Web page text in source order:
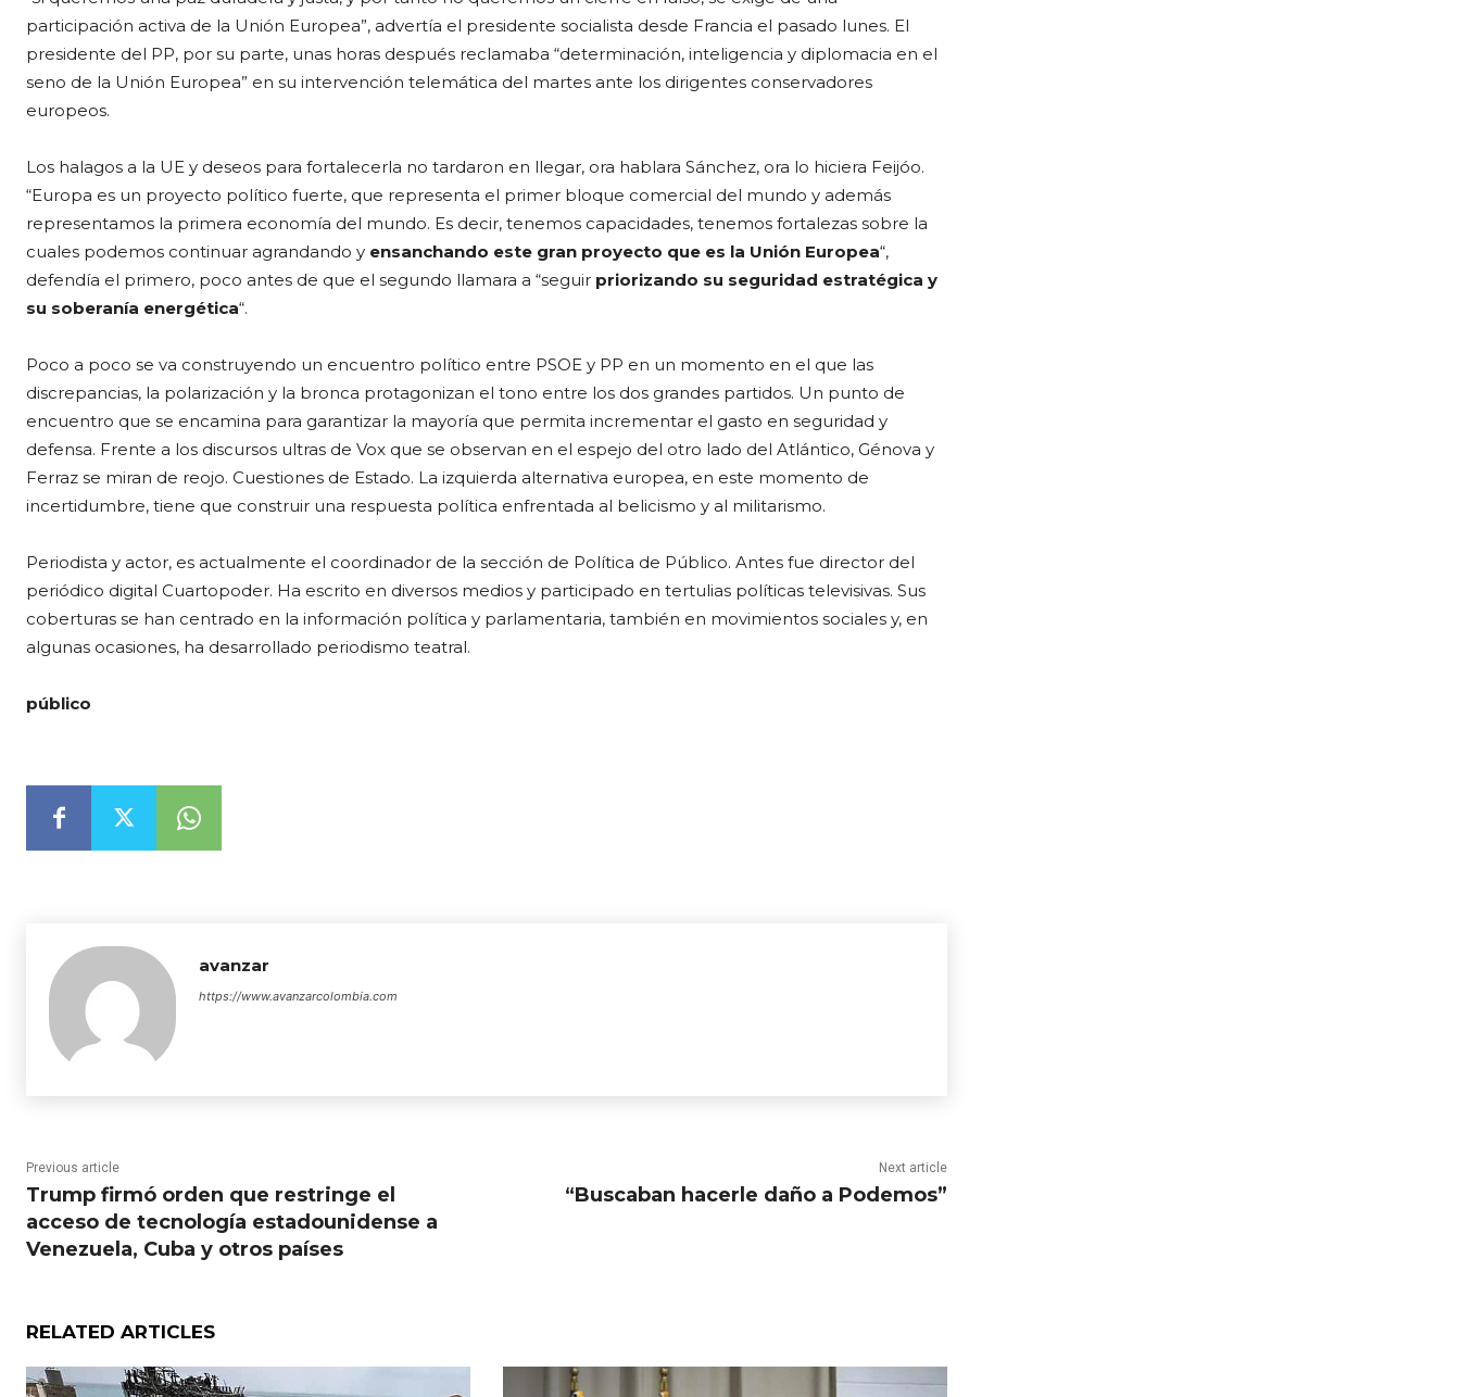
participación activa de la Unión Europea”, advertía el presidente socialista desde Francia el pasado lunes. El
presidente del PP, por su parte, unas horas después reclamaba “determinación, inteligencia y diplomacia en el
seno de la Unión Europea” en su intervención telemática del martes ante los dirigentes conservadores
europeos.
Los halagos a la UE y deseos para fortalecerla no tardaron en llegar, ora hablara Sánchez, ora lo hiciera Feijóo.
“Europa es un proyecto político fuerte, que representa el primer bloque comercial del mundo y además
representamos la primera economía del mundo. Es decir, tenemos capacidades, tenemos fortalezas sobre la
cuales podemos continuar agrandando y ensanchando este gran proyecto que es la Unión Europea“,
defendía el primero, poco antes de que el segundo llamara a “seguir priorizando su seguridad estratégica y
su soberanía energética“.
Poco a poco se va construyendo un encuentro político entre PSOE y PP en un momento en el que las
discrepancias, la polarización y la bronca protagonizan el tono entre los dos grandes partidos. Un punto de
encuentro que se encamina para garantizar la mayoría que permita incrementar el gasto en seguridad y
defensa. Frente a los discursos ultras de Vox que se observan en el espejo del otro lado del Atlántico, Génova y
Ferraz se miran de reojo. Cuestiones de Estado. La izquierda alternativa europea, en este momento de
incertidumbre, tiene que construir una respuesta política enfrentada al belicismo y al militarismo.
Periodista y actor, es actualmente el coordinador de la sección de Política de Público. Antes fue director del
periódico digital Cuartopoder. Ha escrito en diversos medios y participado en tertulias políticas televisivas. Sus
coberturas se han centrado en la información política y parlamentaria, también en movimientos sociales y, en
algunas ocasiones, ha desarrollado periodismo teatral.
público
avanzar
https://www.avanzarcolombia.com
Previous article
Trump firmó orden que restringe el
acceso de tecnología estadounidense a
Venezuela, Cuba y otros países
Next article
“Buscaban hacerle daño a Podemos”
RELATED ARTICLES